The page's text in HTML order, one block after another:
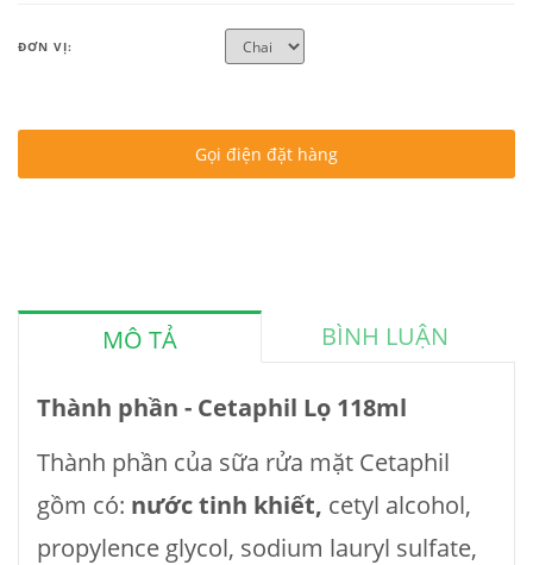
ĐƠN VỊ:
Gọi điện đặt hàng
MÔ TẢ BÌNH LUẬN
Thành phần - Cetaphil Lọ 118ml
Thành phần của sữa rửa mặt Cetaphil
gồm có: nước tinh khiết, cetyl alcohol,
propylence glycol, sodium lauryl sulfate,